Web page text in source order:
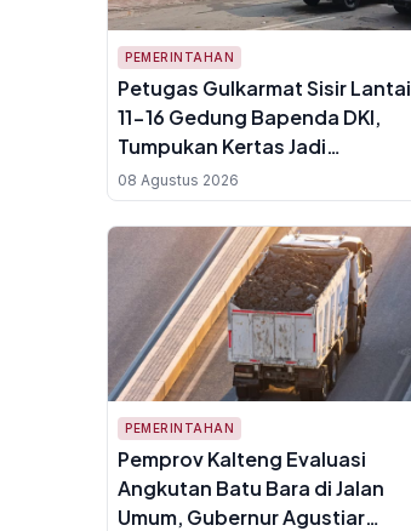
PEMERINTAHAN
Petugas Gulkarmat Sisir Lantai
11-16 Gedung Bapenda DKI,
Tumpukan Kertas Jadi
Hambatan Pemadaman
08 Agustus 2026
PEMERINTAHAN
Pemprov Kalteng Evaluasi
Angkutan Batu Bara di Jalan
Umum, Gubernur Agustiar